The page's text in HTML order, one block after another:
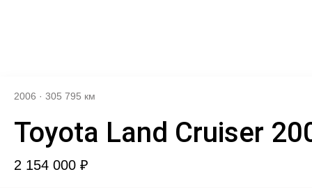
2006 · 305 795 км
Toyota Land Cruiser
2 154 000 ₽